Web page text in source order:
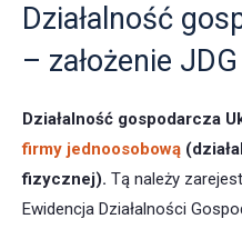
Działalność
– założenie
Działalność gospodarcza
firmy jednoosobową
fizycznej). Tą należy
Ewidencja Działalności